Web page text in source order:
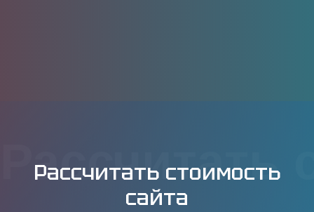
Рассчитать стоимость
сайта